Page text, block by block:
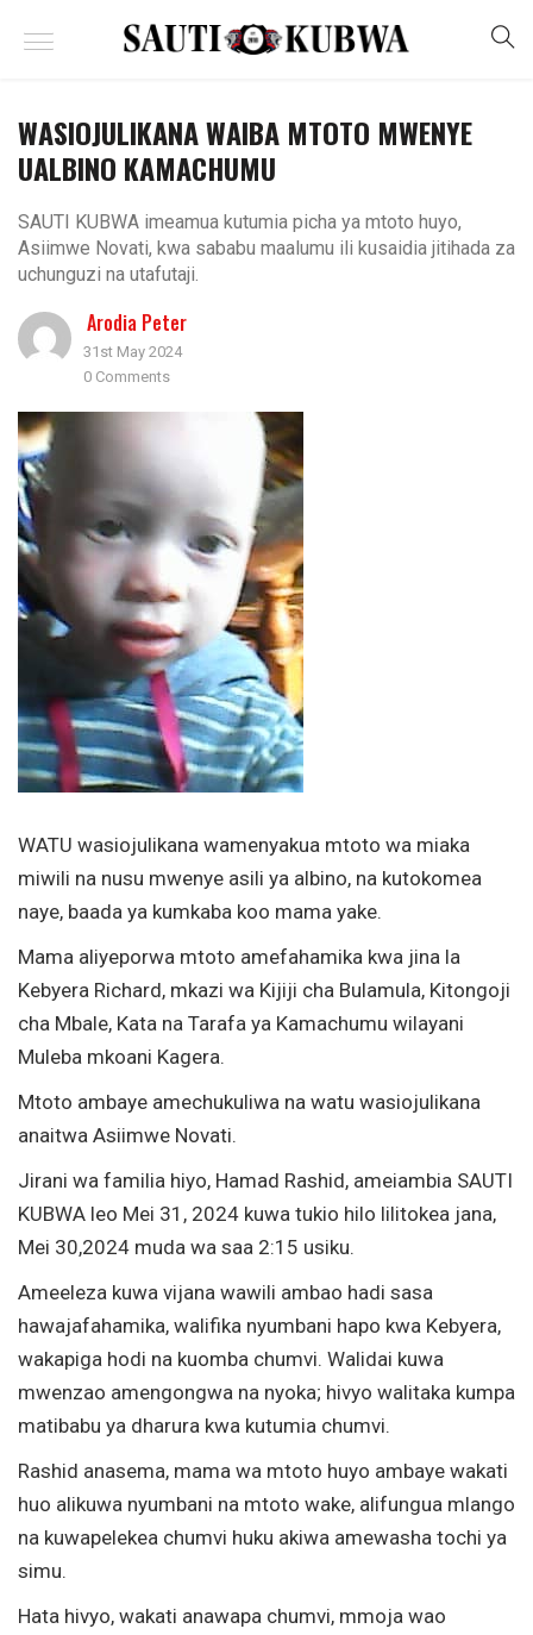
WASIOJULIKANA WAIBA MTOTO MWENYE
UALBINO KAMACHUMU
SAUTI KUBWA imeamua kutumia picha ya mtoto huyo,
Asiimwe Novati, kwa sababu maalumu ili kusaidia jitihada za
uchunguzi na utafutaji.
Arodia Peter
31st May 2024
0 Comments
WATU wasiojulikana wamenyakua mtoto wa miaka
miwili na nusu mwenye asili ya albino, na kutokomea
naye, baada ya kumkaba koo mama yake.
Mama aliyeporwa mtoto amefahamika kwa jina la
Kebyera Richard, mkazi wa Kijiji cha Bulamula, Kitongoji
cha Mbale, Kata na Tarafa ya Kamachumu wilayani
Muleba mkoani Kagera.
Mtoto ambaye amechukuliwa na watu wasiojulikana
anaitwa Asiimwe Novati.
Jirani wa familia hiyo, Hamad Rashid, ameiambia SAUTI
KUBWA leo Mei 31, 2024 kuwa tukio hilo lilitokea jana,
Mei 30,2024 muda wa saa 2:15 usiku.
Ameeleza kuwa vijana wawili ambao hadi sasa
hawajafahamika, walifika nyumbani hapo kwa Kebyera,
wakapiga hodi na kuomba chumvi. Walidai kuwa
mwenzao amengongwa na nyoka; hivyo walitaka kumpa
matibabu ya dharura kwa kutumia chumvi.
Rashid anasema, mama wa mtoto huyo ambaye wakati
huo alikuwa nyumbani na mtoto wake, alifungua mlango
na kuwapelekea chumvi huku akiwa amewasha tochi ya
simu.
Hata hivyo, wakati anawapa chumvi, mmoja wao